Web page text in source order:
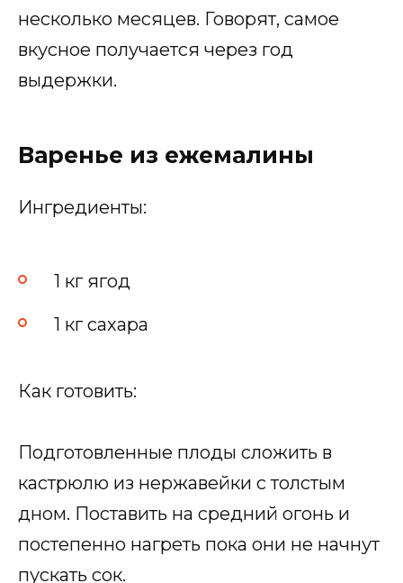
несколько месяцев. Говорят, самое
вкусное получается через год
выдержки.
Варенье из ежемалины
Ингредиенты:
1 кг ягод
1 кг сахара
Как готовить:
Подготовленные плоды сложить в
кастрюлю из нержавейки с толстым
дном. Поставить на средний огонь и
постепенно нагреть пока они не начнут
пускать сок.